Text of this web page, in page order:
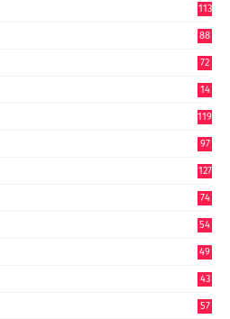
113
88
72
14
119
97
127
74
54
49
43
57